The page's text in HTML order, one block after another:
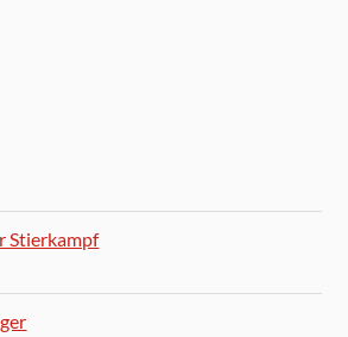
Stierkampf